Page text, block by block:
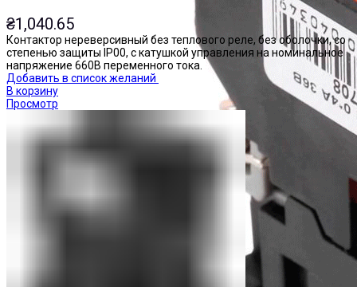
₴1,040.65
Контактор нереверсивный без теплового реле, без оболочки, со
степенью защиты IP00, с катушкой управления на номинальное
напряжение 660В переменного тока.
Добавить в список желаний
В корзину
Просмотр